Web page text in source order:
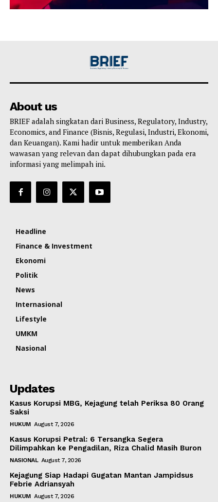
About us
BRIEF adalah singkatan dari Business, Regulatory, Industry,
Economics, and Finance (Bisnis, Regulasi, Industri, Ekonomi,
dan Keuangan). Kami hadir untuk memberikan Anda
wawasan yang relevan dan dapat dihubungkan pada era
informasi yang melimpah ini.
Headline
Finance & Investment
Ekonomi
Politik
News
Internasional
Lifestyle
UMKM
Nasional
Updates
Kasus Korupsi MBG, Kejagung telah Periksa 80 Orang
Saksi
HUKUM August 7, 2026
Kasus Korupsi Petral: 6 Tersangka Segera
Dilimpahkan ke Pengadilan, Riza Chalid Masih Buron
NASIONAL August 7, 2026
Kejagung Siap Hadapi Gugatan Mantan Jampidsus
Febrie Adriansyah
HUKUM August 7, 2026